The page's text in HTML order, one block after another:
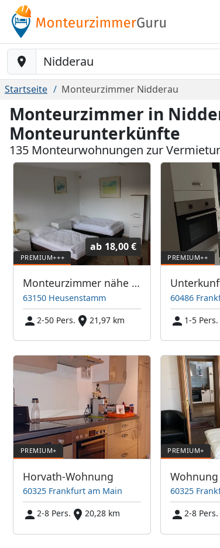
Baustelle-Location
Startseite Monteurzimmer Nidderau
Monteurzimmer in
Monteurunterkünfte
135 Monteurwohnungen zur
ab 18,00 €
Monteurzimmer nähe Frankfurt
63150 Heusenstamm
2-50 Pers.
21,97 km
60486
1-5 Pers.
Horvath-Wohnung
60325 Frankfurt am Main
2-8 Pers.
20,28 km
60325
2-8 Pers.